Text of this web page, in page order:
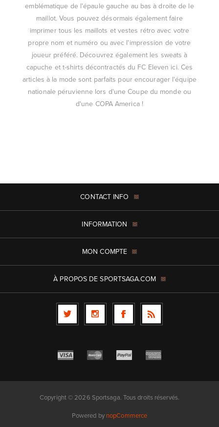
emblématique de l'épaule gauche au bas à droite de le
maillot. Vous pouvez désormais également faire
imprimer tous les maillots et vestes rétro avec votre
propre nom et numéro ou avec l'impression de votre
joueur préféré. Découvrez également les sweats à
capuche et t-shirts décontractés du FC Eleven ici. Ces
articles à la mode sont parfaits pour encourager l'équipe
nationale péruvienne lors d'une Coupe du monde ou
d'une COPA America !
CONTACT INFO
INFORMATION
MON COMPTE
À PROPOS DE SPORTSAGA.COM
Copyright © 2026 Sportsaga. Tous droits réservés.
Powered by nopCommerce